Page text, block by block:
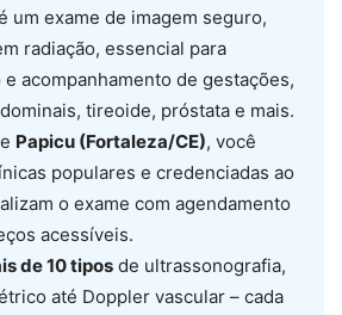
um exame de imagem seguro,
radiação, essencial para
acompanhamento de gestações,
tireoide, próstata e mais.
Papicu (Fortaleza/CE), você
populares e credenciadas ao
o exame com agendamento
acessíveis.
de 10 tipos de ultrassonografia,
até Doppler vascular – cada